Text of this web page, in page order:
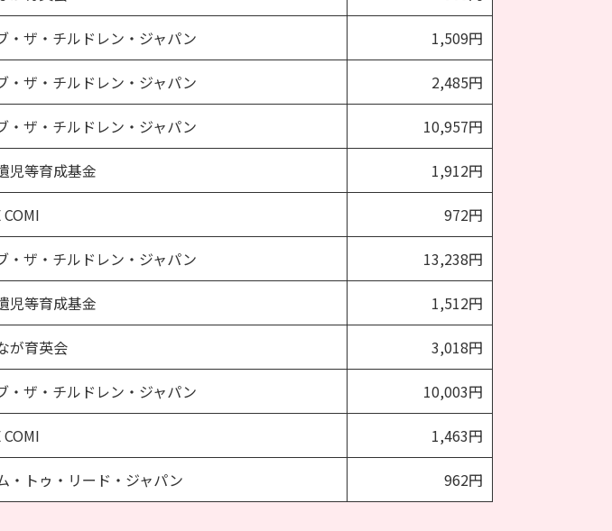
・ザ・チルドレン・ジャパン 1,509円
・ザ・チルドレン・ジャパン 2,485円
・ザ・チルドレン・ジャパン 10,957円
児等育成基金 1,912円
COMI 972円
・ザ・チルドレン・ジャパン 13,238円
児等育成基金 1,512円
が育英会 3,018円
・ザ・チルドレン・ジャパン 10,003円
COMI 1,463円
・トゥ・リード・ジャパン 962円